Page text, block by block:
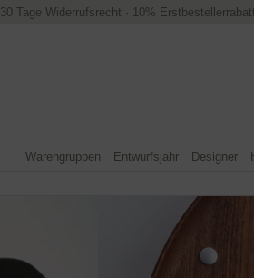
30 Tage Widerrufsrecht · 10% Erstbestellerrabatt
Warengruppen Entwurfsjahr Designer